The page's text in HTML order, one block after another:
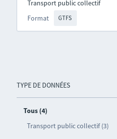
TYPE DE DONNÉES
Tous (4)
Transport public collectif (3)
Format GTFS
Transport public collectif